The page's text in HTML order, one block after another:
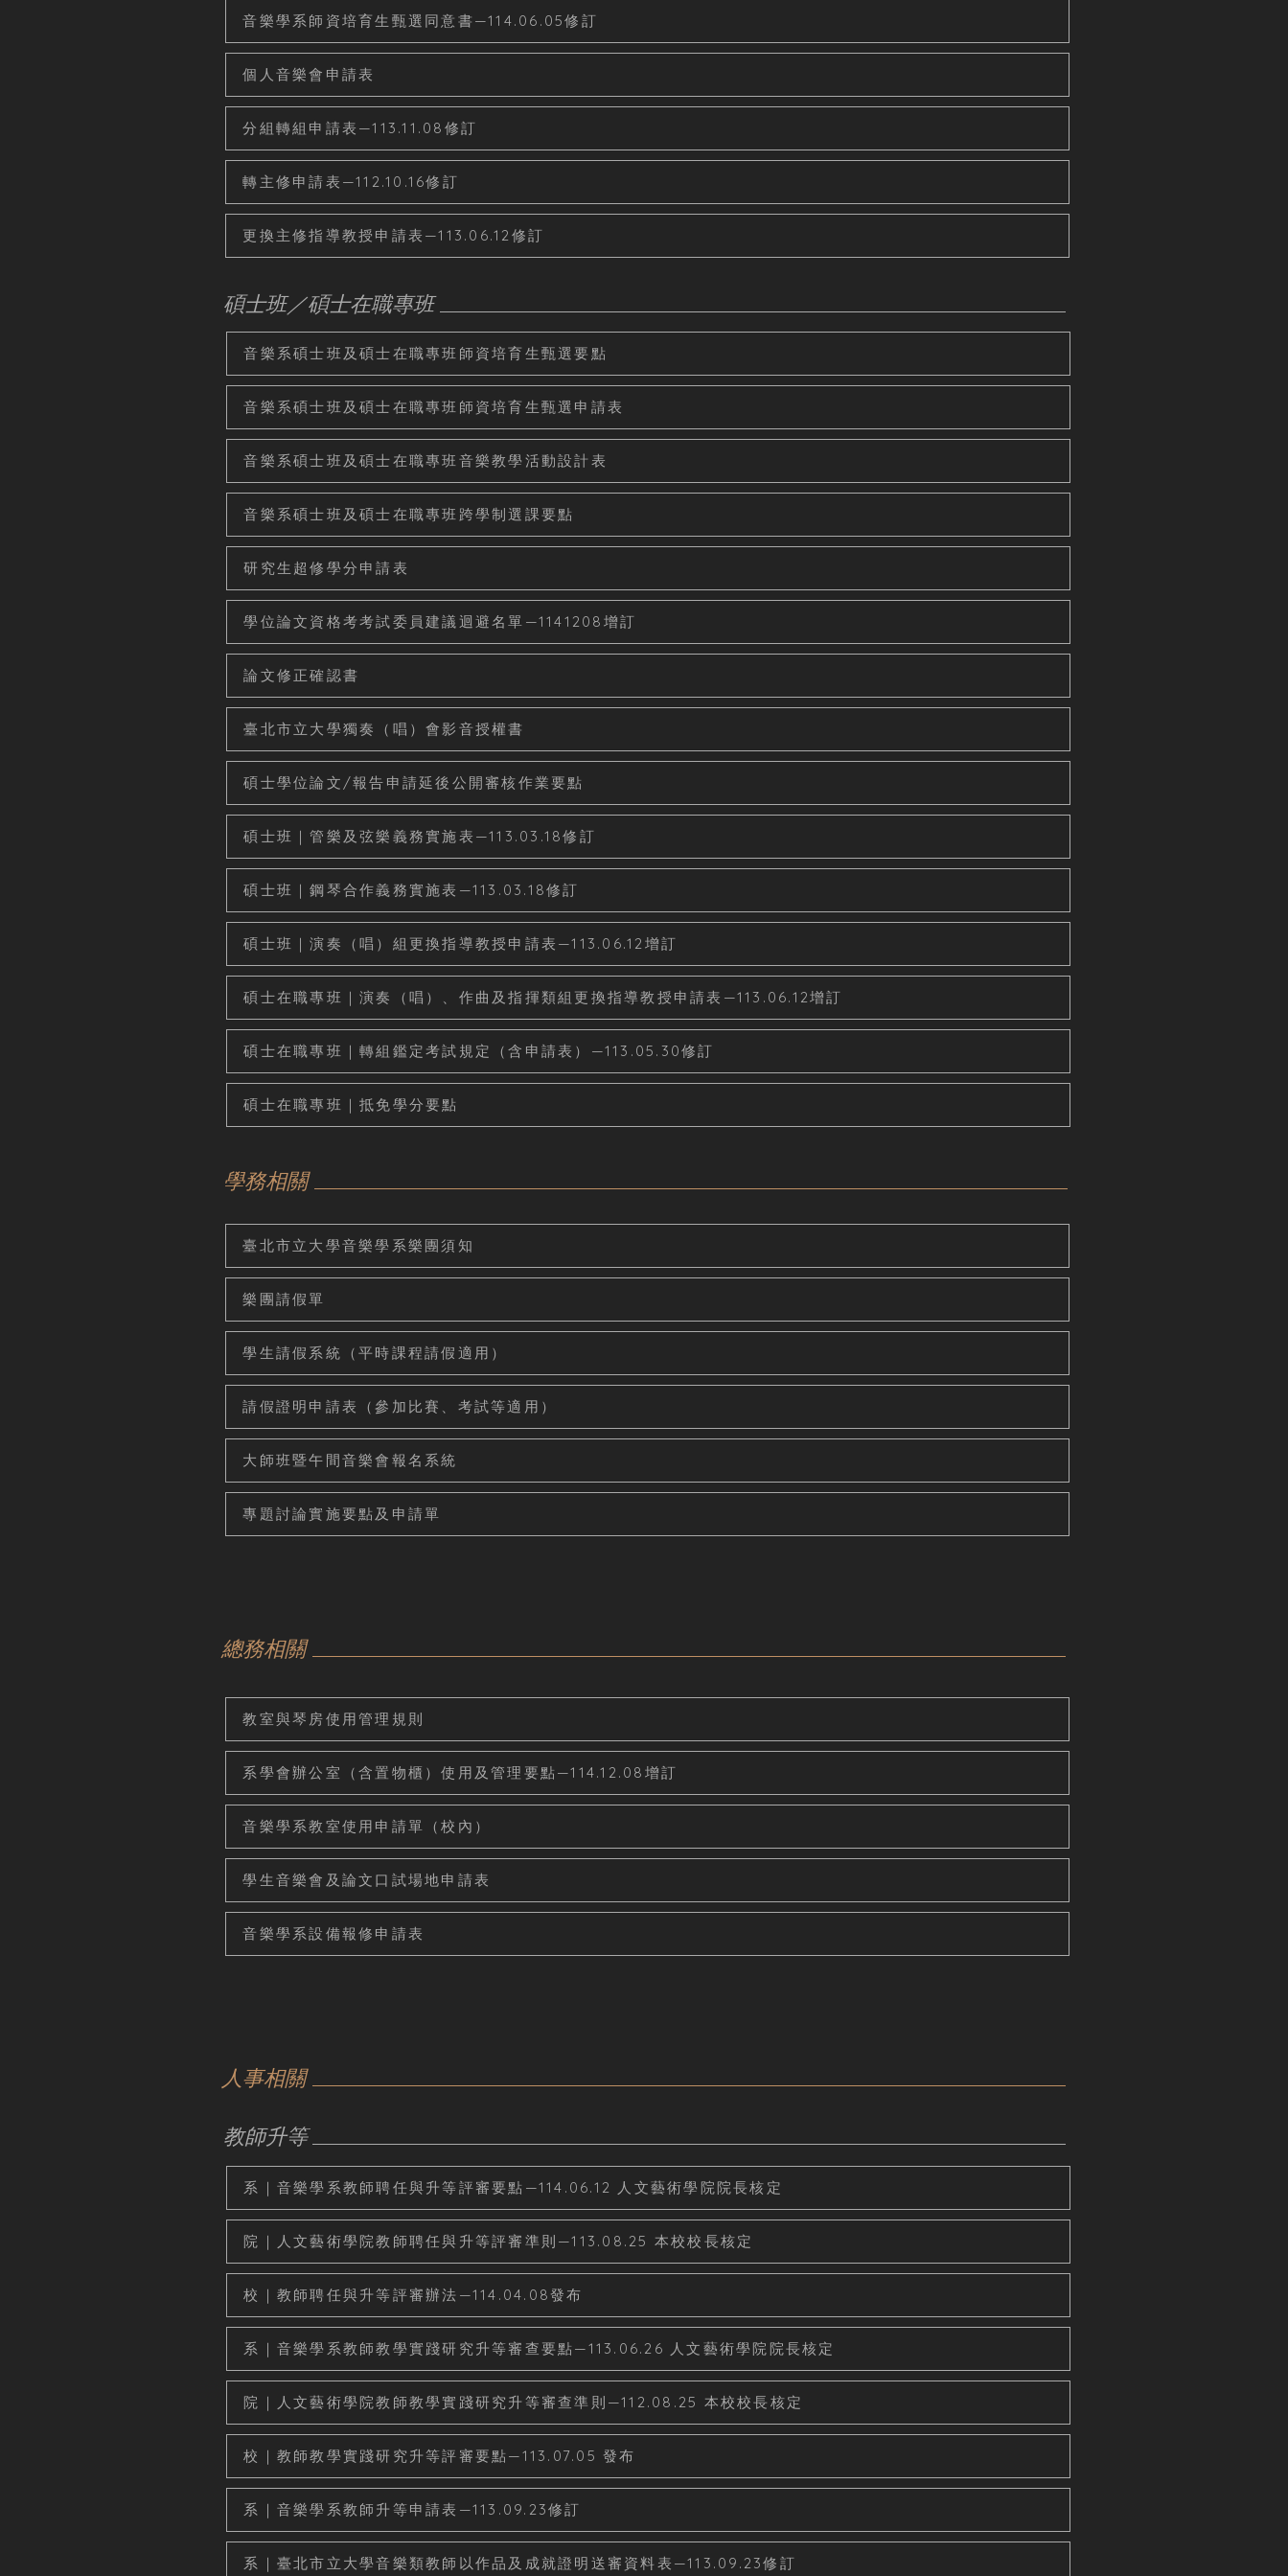
音樂學系師資培育生甄選同意書—114.06.05修訂
個人音樂會申請表
分組轉組申請表—113.11.08修訂
轉主修申請表—112.10.16修訂
更換主修指導教授申請表—113.06.12修訂
碩士班／碩士在職專班
音樂系碩士班及碩士在職專班師資培育生甄選要點
音樂系碩士班及碩士在職專班師資培育生甄選申請表
音樂系碩士班及碩士在職專班音樂教學活動設計表
音樂系碩士班及碩士在職專班跨學制選課要點
研究生超修學分申請表
學位論文資格考考試委員建議迴避名單—1141208增訂
論文修正確認書
臺北市立大學獨奏（唱）會影音授權書
碩士學位論文/報告申請延後公開審核作業要點
碩士班｜管樂及弦樂義務實施表—113.03.18修訂
碩士班｜鋼琴合作義務實施表—113.03.18修訂
碩士班｜演奏（唱）組更換指導教授申請表—113.06.12增訂
碩士在職專班｜演奏（唱）、作曲及指揮類組更換指導教授申請表—113.06.12增訂
碩士在職專班｜轉組鑑定考試規定（含申請表）—113.05.30修訂
碩士在職專班｜抵免學分要點
學務相關
臺北市立大學音樂學系樂團須知
樂團請假單
學生請假系統（平時課程請假適用）
請假證明申請表（參加比賽、考試等適用）
大師班暨午間音樂會報名系統
專題討論實施要點及申請單
總務相關
教室與琴房使用管理規則
系學會辦公室（含置物櫃）使用及管理要點—114.12.08增訂
音樂學系教室使用申請單（校內）
學生音樂會及論文口試場地申請表
音樂學系設備報修申請表
人事相關
教師升等
系｜音樂學系教師聘任與升等評審要點—114.06.12 人文藝術學院院長核定
院｜人文藝術學院教師聘任與升等評審準則—113.08.25 本校校長核定
校｜教師聘任與升等評審辦法—114.04.08發布
系｜音樂學系教師教學實踐研究升等審查要點—113.06.26 人文藝術學院院長核定
院｜人文藝術學院教師教學實踐研究升等審查準則—112.08.25 本校校長核定
校｜教師教學實踐研究升等評審要點—113.07.05 發布
系｜音樂學系教師升等申請表—113.09.23修訂
系｜臺北市立大學音樂類教師以作品及成就證明送審資料表—113.09.23修訂